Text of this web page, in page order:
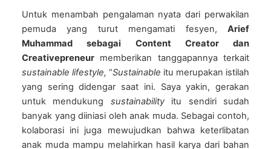
Untuk menambah pengalaman nyata dari perwakilan
pemuda yang turut mengamati fesyen, Arief
Muhammad sebagai Content Creator dan
Creativepreneur
sustainable lifestyle, “Sustainable itu merupakan istilah
yang sering didengar saat ini. Saya yakin, gerakan
untuk mendukung sustainability itu sendiri sudah
banyak yang diiniasi oleh anak muda. Sebagai contoh,
kolaborasi ini juga mewujudkan bahwa keterlibatan
anak muda mampu melahirkan hasil karya dari bahan